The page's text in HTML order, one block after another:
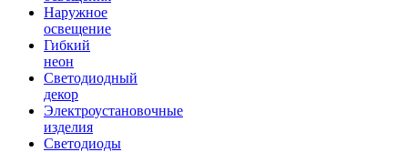
Наружное
освещение
Гибкий
неон
Светодиодный
декор
Электроустановочные
изделия
Светодиоды